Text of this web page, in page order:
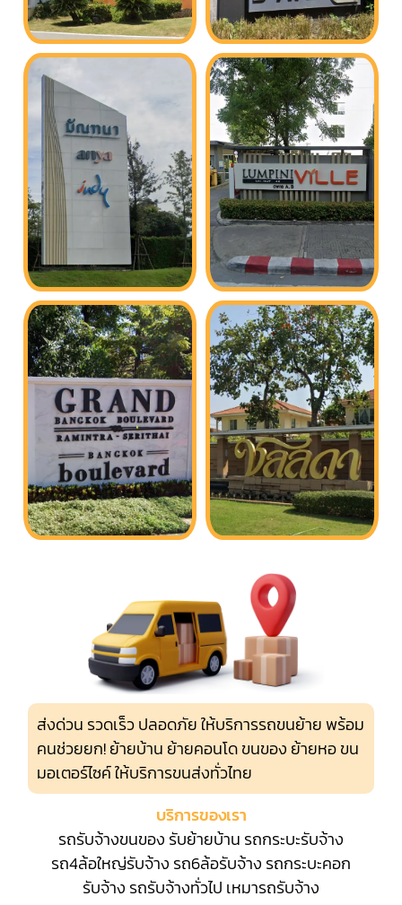
ส่งด่วน รวดเร็ว ปลอดภัย ให้บริการรถขนย้าย พร้อม
คนช่วยยก! ย้ายบ้าน ย้ายคอนโด ขนของ ย้ายหอ ขน
มอเตอร์ไซค์ ให้บริการขนส่งทั่วไทย
บริการของเรา
รถรับจ้างขนของ รับย้ายบ้าน รถกระบะรับจ้าง
รถ4ล้อใหญ่รับจ้าง รถ6ล้อรับจ้าง รถกระบะคอก
รับจ้าง รถรับจ้างทั่วไป เหมารถรับจ้าง